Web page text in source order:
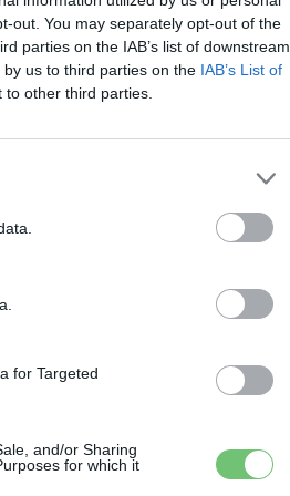
out. You may separately opt-out of the
parties on the IAB’s list of downstream
us to third parties on the IAB’s List of
other third parties.
for Targeted
and/or Sharing
for which it
. A
térnyerése
és